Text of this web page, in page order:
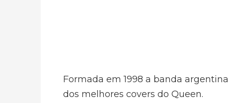
Formada em 1998 a banda
dos melhores covers do Queen.